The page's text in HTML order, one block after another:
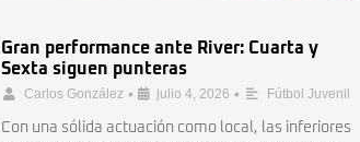
Gran performance ante River: Cuarta y
Sexta siguen punteras
Carlos González • julio 4, 2026 • Fútbol Juvenil
Con una sólida actuación como local, las inferiores